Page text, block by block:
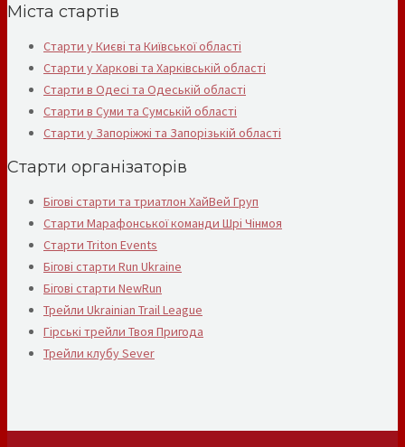
Міста стартів
Старти у Києві та Київської області
Старти у Харкові та Харківській області
Старти в Одесі та Одеській області
Старти в Суми та Сумській області
Старти у Запоріжжі та Запорізькій області
Старти організаторів
Бігові старти та триатлон ХайВей Груп
Старти Марафонської команди Шрі Чінмоя
Старти Triton Events
Бігові старти Run Ukraine
Бігові старти NewRun
Трейли Ukrainian Trail League
Гірські трейли Твоя Пригода
Трейли клубу Sever